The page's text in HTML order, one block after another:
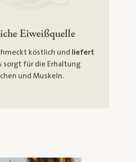
Eiweißquelle
köstlich und liefert
sorgt für die Erhaltung
und Muskeln.